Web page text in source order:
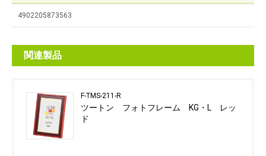
4902205873563
関連製品
F-TMS-211-R
ツートン フォトフレーム KG・L レッ
ド